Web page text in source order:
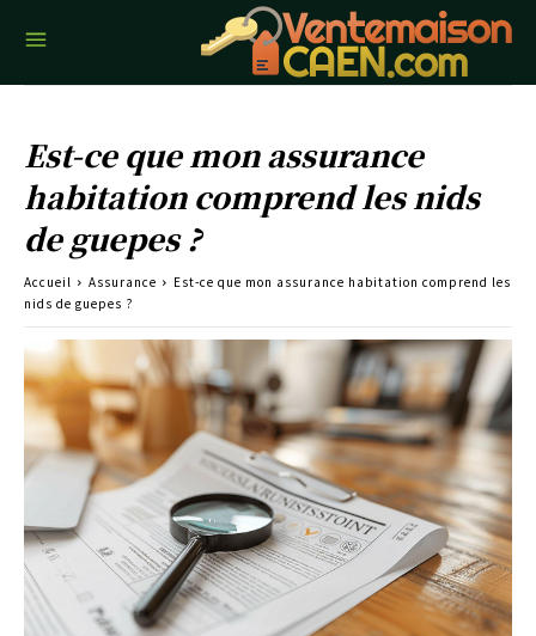
Est-ce que mon assurance
habitation comprend les nids
de guepes ?
Accueil Assurance
Est-ce que mon assurance habitation comprend les
nids de guepes ?